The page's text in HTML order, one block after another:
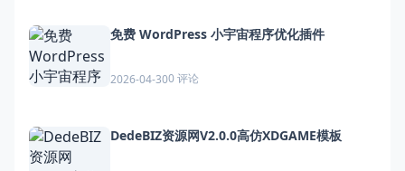
免费 WordPress 小宇宙程序优化插件
2026-04-300 评论
DedeBIZ资源网V2.0.0高仿XDGAME模板